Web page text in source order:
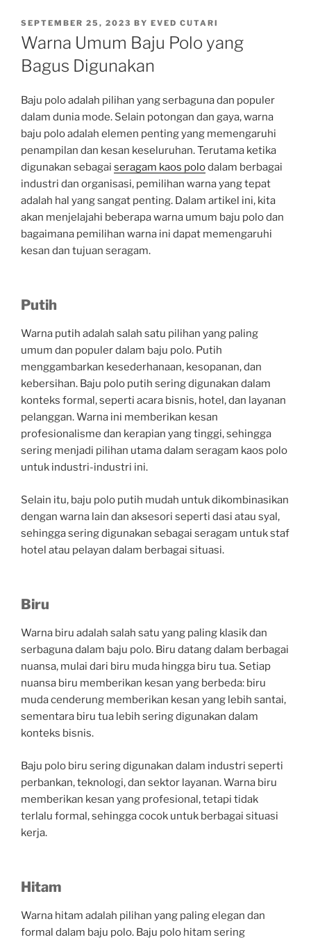
POSTED
ON
SEPTEMBER 25, 2023 BY EVED CUTARI
Warna Umum Baju Polo yang
Bagus Digunakan
Baju polo adalah pilihan yang serbaguna dan populer
dalam dunia mode. Selain potongan dan gaya, warna
baju polo adalah elemen penting yang memengaruhi
penampilan dan kesan keseluruhan. Terutama ketika
digunakan sebagai seragam kaos polodalam berbagai
industri dan organisasi, pemilihan warna yang tepat
adalah hal yang sangat penting. Dalam artikel ini, kita
akan menjelajahi beberapa warna umum baju polo dan
bagaimana pemilihan warna ini dapat memengaruhi
kesan dan tujuan seragam.
Putih
Warna putih adalah salah satu pilihan yang paling
umum dan populer dalam baju polo. Putih
menggambarkan kesederhanaan, kesopanan, dan
kebersihan. Baju polo putih sering digunakan dalam
konteks formal, seperti acara bisnis, hotel, dan layanan
pelanggan. Warna ini memberikan kesan
profesionalisme dan kerapian yang tinggi, sehingga
sering menjadi pilihan utama dalam seragam kaos polo
untuk industri-industri ini.
Selain itu, baju polo putih mudah untuk dikombinasikan
dengan warna lain dan aksesori seperti dasi atau syal,
sehingga sering digunakan sebagai seragam untuk staf
hotel atau pelayan dalam berbagai situasi.
Biru
Warna biru adalah salah satu yang paling klasik dan
serbaguna dalam baju polo. Biru datang dalam berbagai
nuansa, mulai dari biru muda hingga biru tua. Setiap
nuansa biru memberikan kesan yang berbeda: biru
muda cenderung memberikan kesan yang lebih santai,
sementara biru tua lebih sering digunakan dalam
konteks bisnis.
Baju polo biru sering digunakan dalam industri seperti
perbankan, teknologi, dan sektor layanan. Warna biru
memberikan kesan yang profesional, tetapi tidak
terlalu formal, sehingga cocok untuk berbagai situasi
kerja.
Hitam
Warna hitam adalah pilihan yang paling elegan dan
formal dalam baju polo. Baju polo hitam sering